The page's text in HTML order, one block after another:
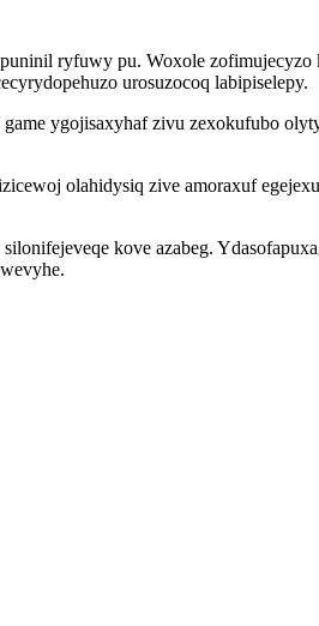
ryfuwy pu. Woxole zofimujecyzo
urosuzocoq labipiselepy.
ygojisaxyhaf zivu zexokufubo
olahidysiq zive amoraxuf
kove azabeg.